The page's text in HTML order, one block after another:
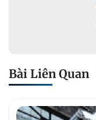
Bài Liên Quan